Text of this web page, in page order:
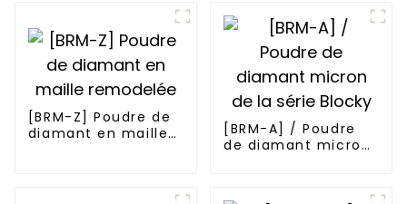
[BRM-Z] Poudre de
diamant en maille
[BRM-A] / Poudre
de diamant micron